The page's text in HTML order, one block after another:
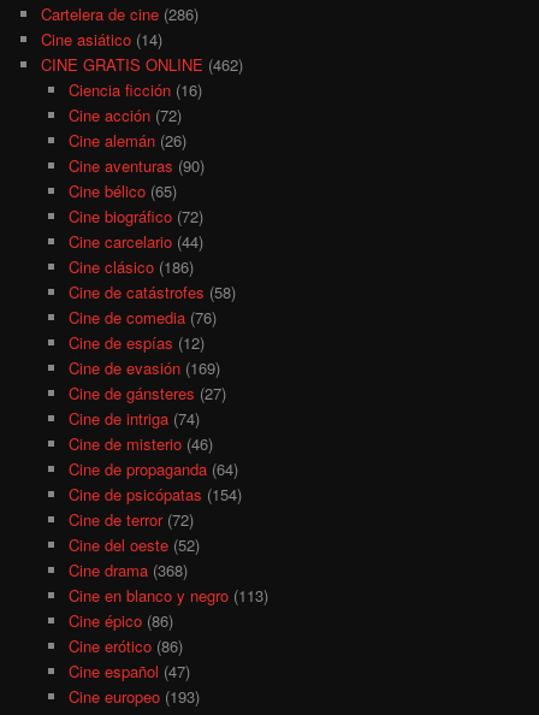
Cartelera de cine (286)
Cine asiático (14)
CINE GRATIS ONLINE (462)
Ciencia ficción(16)
Cine acción(72)
Cine alemán(26)
Cine aventuras (90)
Cine bélico(65)
Cine biográfico(72)
Cine carcelario(44)
Cine clásico(186)
Cine de catástrofes (58)
Cine de comedia(76)
Cine de espías (12)
Cine de evasión(169)
Cine de gánsteres (27)
Cine de intriga(74)
Cine de misterio(46)
Cine de propaganda(64)
Cine de psicópatas (154)
Cine de terror(72)
Cine del oeste(52)
Cine drama(368)
Cine en blanco y negro(113)
Cine épico(86)
Cine erótico(86)
Cine español (47)
Cine europeo(193)